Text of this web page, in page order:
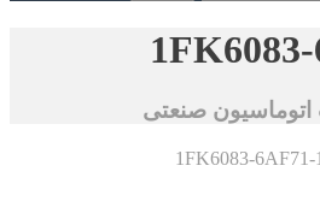
صنعتی
1FK6083-